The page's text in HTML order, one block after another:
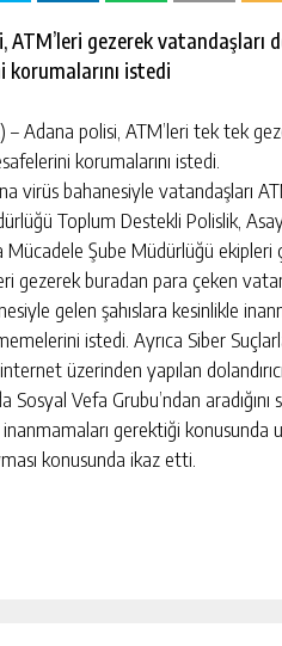
ATM’leri gezerek vatandaşları
korumalarını istedi
Adana polisi, ATM’leri tek tek
korumalarını istedi.
virüs bahanesiyle vatandaşları
Toplum Destekli Polislik,
Mücadele Şube Müdürlüğü ekipleri
gezerek buradan para çeken
gelen şahıslara kesinlikle
istedi. Ayrıca Siber
üzerinden yapılan
Sosyal Vefa Grubu’ndan
gerektiği konusunda
konusunda ikaz etti.